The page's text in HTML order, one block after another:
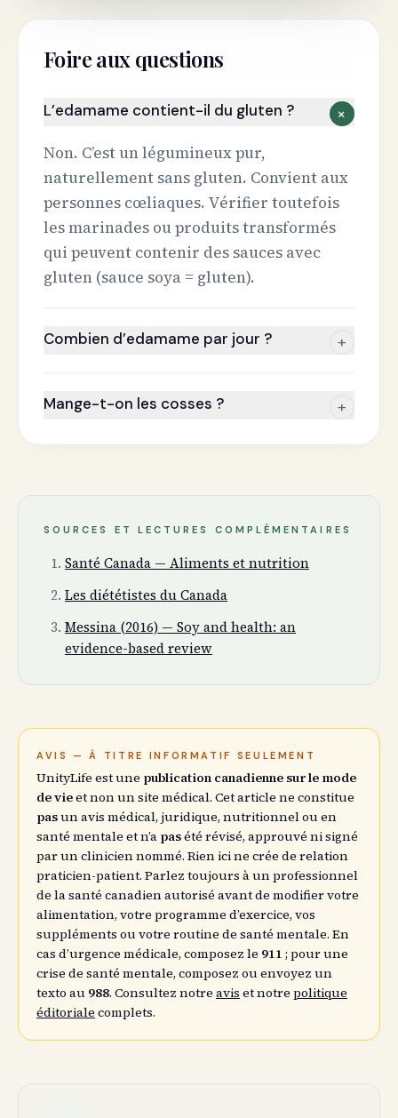
Foire aux questions
L’edamame contient-il du gluten ? +
Non. C’est un légumineux pur,
naturellement sans gluten. Convient aux
personnes cœliaques. Vérifier toutefois
les marinades ou produits transformés
qui peuvent contenir des sauces avec
gluten (sauce soya = gluten).
Combien d’edamame par jour ? +
Mange-t-on les cosses ? +
SOURCES ET LECTURES COMPLÉMENTAIRES
Santé Canada — Aliments et nutrition
Les diététistes du Canada
Messina (2016) — Soy and health: an
evidence-based review
AVIS — À TITRE INFORMATIF SEULEMENT
UnityLife est une publication canadienne sur le mode
de vieet non un site médical. Cet article ne constitue
pasun avis médical, juridique, nutritionnel ou en
santé mentale et n’a pasété révisé, approuvé ni signé
par un clinicien nommé. Rien ici ne crée de relation
praticien-patient. Parlez toujours à un professionnel
de la santé canadien autorisé avant de modifier votre
alimentation, votre programme d’exercice, vos
suppléments ou votre routine de santé mentale. En
cas d’urgence médicale, composez le 911 ; pour une
crise de santé mentale, composez ou envoyez un
texto au 988. Consultez notre avis et notre politique
éditoriale complets.